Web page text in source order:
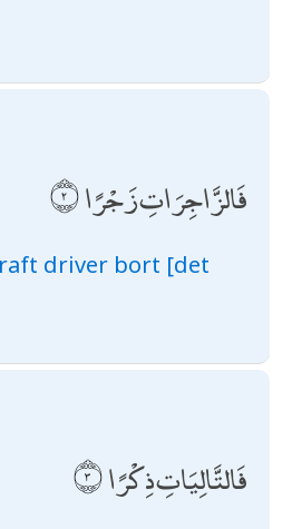
فَالزَّاجِرَاتِ زَجْرًا
driver bort [det
فَالتَّالِيَاتِ ذِكْرًا